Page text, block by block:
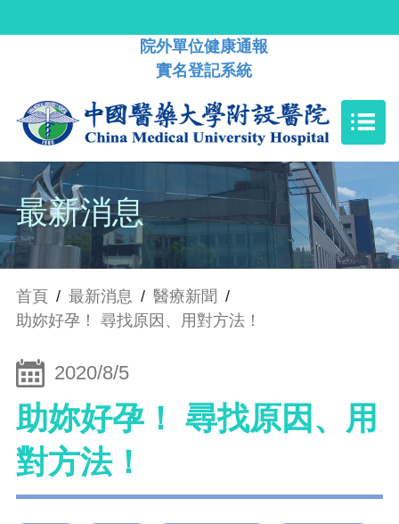
院外單位健康通報
實名登記系統
最新消息
首頁 / 最新消息 / 醫療新聞 /
助妳好孕！ 尋找原因、用對方法！
2020/8/5
助妳好孕！ 尋找原因、用
對方法！